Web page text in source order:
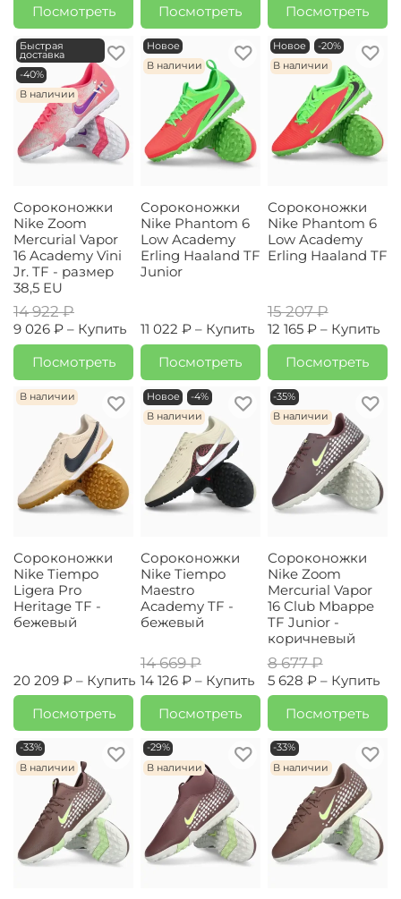
Посмотреть
Посмотреть
Посмотреть
Быстрая
доставка
-40%
В наличии
Сороконожки
Nike Zoom
Mercurial Vapor
16 Academy Vini
Jr. TF - размер
38,5 EU
14 922 ₽
9 026 ₽ – Купить
Посмотреть
Новое
В наличии
Сороконожки
Nike Phantom 6
Low Academy
Erling Haaland TF
Junior
11 022 ₽ – Купить
Посмотреть
Новое
-20%
В наличии
Сороконожки
Nike Phantom 6
Low Academy
Erling Haaland TF
15 207 ₽
12 165 ₽ – Купить
Посмотреть
В наличии
Сороконожки
Nike Tiempo
Ligera Pro
Heritage TF -
бежевый
20 209 ₽ – Купить
Посмотреть
Новое
-4%
В наличии
Сороконожки
Nike Tiempo
Maestro
Academy TF -
бежевый
14 669 ₽
14 126 ₽ – Купить
Посмотреть
-35%
В наличии
Сороконожки
Nike Zoom
Mercurial Vapor
16 Club Mbappe
TF Junior -
коричневый
8 677 ₽
5 628 ₽ – Купить
Посмотреть
-33%
В наличии
-29%
В наличии
-33%
В наличии